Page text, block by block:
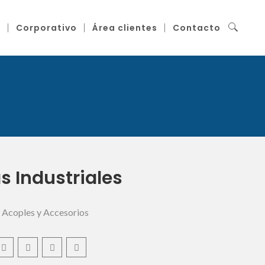
Corporativo Área clientes Contacto
Industriales
Acoples y Accesorios